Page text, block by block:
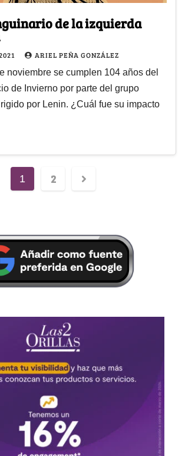
de la izquierda
ARIEL PEÑA GONZÁLEZ
noviembre se cumplen 104 años del
de Invierno por parte del grupo
por Lenin. ¿Cuál fue su impacto
1 2